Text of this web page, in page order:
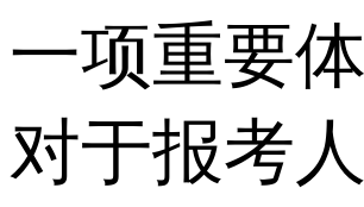
一项重要体
对于报考